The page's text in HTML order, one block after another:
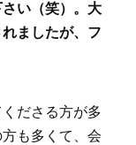
い（笑）。大
ましたが、フ
ださる方が多
も多くて、会